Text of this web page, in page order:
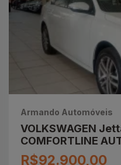
Armando Automóveis
VOLKSWAGEN
COMFORTLINE
R$92.900,00